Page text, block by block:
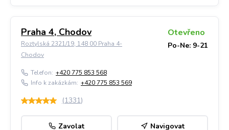
Praha 4, Chodov
Roztylská 2321/19, 148 00 Praha 4-
Chodov
Otevřeno
Po-Ne: 9-21
Telefon: +420 775 853 568
Info k zakázkám: +420 775 853 569
(1331)
Zavolat Navigovat